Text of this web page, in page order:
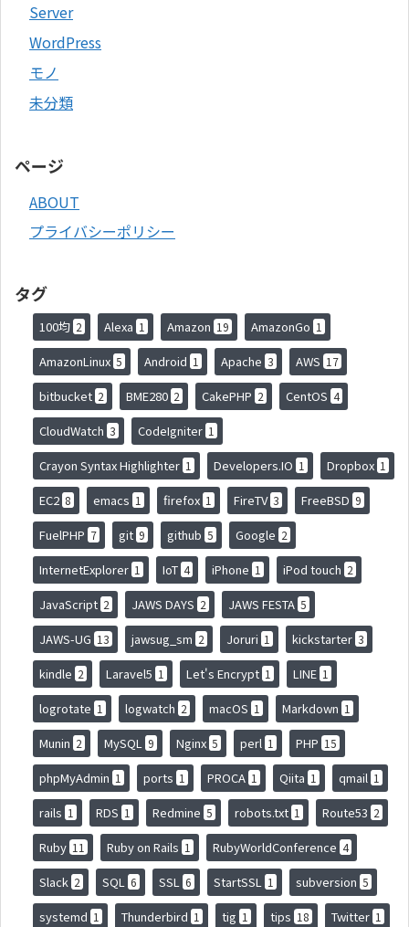
Server
WordPress
モノ
未分類
ページ
ABOUT
プライバシーポリシー
タグ
100均 2 Alexa 1 Amazon 19 AmazonGo 1
AmazonLinux 5 Android 1 Apache 3 AWS 17
bitbucket 2 BME280 2 CakePHP 2 CentOS 4
CloudWatch 3 CodeIgniter 1
Crayon Syntax Highlighter 1 Developers.IO 1 Dropbox 1
EC2 8 emacs 1 firefox 1 FireTV 3 FreeBSD 9
FuelPHP 7 git 9 github 5 Google 2
InternetExplorer 1 IoT 4 iPhone 1 iPod touch 2
JavaScript 2 JAWS DAYS 2 JAWS FESTA 5
JAWS-UG 13 jawsug_sm 2 Joruri 1 kickstarter 3
kindle 2 Laravel5 1 Let's Encrypt 1 LINE 1
logrotate 1 logwatch 2 macOS 1 Markdown 1
Munin 2 MySQL 9 Nginx 5 perl 1 PHP 15
phpMyAdmin 1 ports 1 PROCA 1 Qiita 1 qmail 1
rails 1 RDS 1 Redmine 5 robots.txt 1 Route53 2
Ruby 11 Ruby on Rails 1 RubyWorldConference 4
Slack 2 SQL 6 SSL 6 StartSSL 1 subversion 5
systemd 1 Thunderbird 1 tig 1 tips 18 Twitter 1